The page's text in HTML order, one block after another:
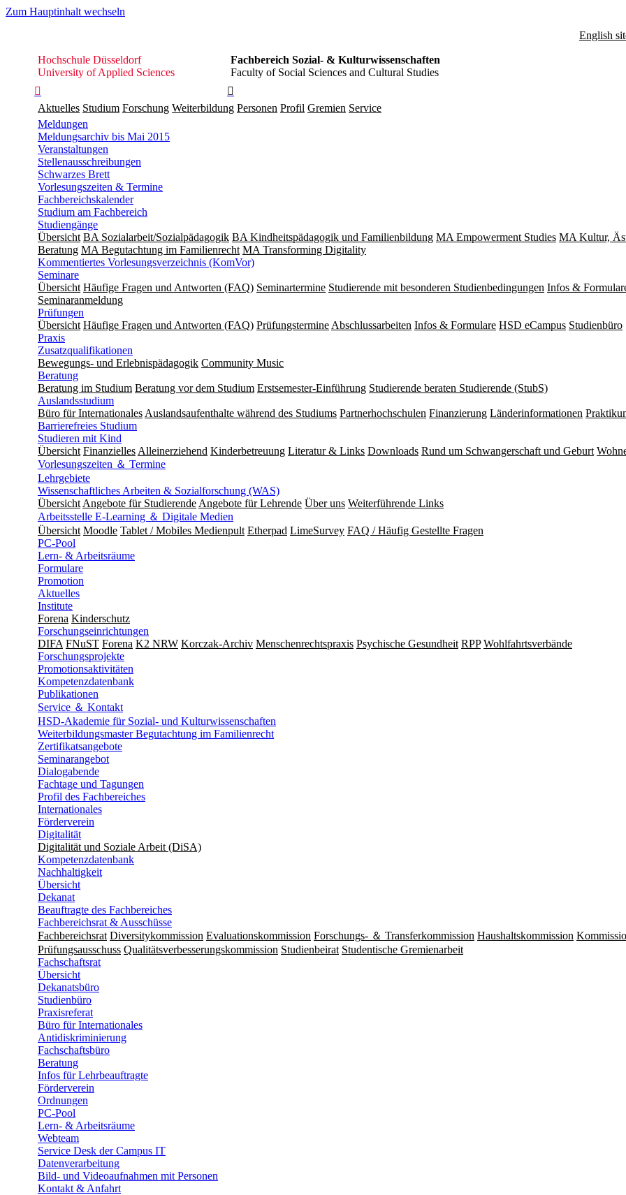
Zum Hauptinhalt wechseln
Hochschule
Düsseldorf
Hochschule Düsseldorf
University of Applied Sciences
Fachbereich Sozial- & Kulturwissenschaften
Faculty of Social Sciences and Cultural Studies


English
Aktuelles Studium Forschung Weiterbildung Personen Profil Gremien Service
Meldungen
Meldungsarchiv bis Mai 2015
Veranstaltungen
Stellenausschreibungen
Schwarzes Brett
Vorlesungszeiten & Termine
Fachbereichskalender
Studium am Fachbereich
Studiengänge
Übersicht BA Sozialarbeit/Sozialpädagogik BA Kindheitspädagogik und Familienbildung MA Empowerment Studies MA Kultur,
Beratung MA Begut­ach­tung im Fami­lien­recht MA Transforming Digitality
Kommentiertes Vorlesungsverzeichnis (KomVor)
Seminare
Übersicht Häufige Fragen und Antworten (FAQ) Seminartermine Studierende mit besonderen Studienbedingungen Infos &
Seminaranmeldung
Prüfungen
Übersicht Häufige Fragen und Antworten (FAQ) Prüfungstermine Abschlussarbeiten Infos & Formulare HSD eCampus Studienbüro
Praxis
Zusatzqualifikationen
Bewegungs- und Erlebnispädagogik Community Music
Beratung
Beratung im Studium Beratung vor dem Studium Erstsemester-Einführung Studierende beraten Studierende (StubS)
Auslandsstudium
Büro für Internationales Auslandsaufenthalte während des Studiums Partnerhochschulen Finanzierung Länderinformationen
Barrierefreies Studium
Studieren mit Kind
Übersicht Finanzielles Alleinerziehend Kinderbetreuung Literatur & Links Downloads Rund um Schwangerschaft und Geburt
Vorlesungszeiten ＆ Termine
Lehrgebiete
Wissenschaftliches Arbeiten & Sozialforschung (WAS)
Übersicht Angebote für Studierende Angebote für Lehrende Über uns Weiterführende Links
Arbeitsstelle E-Learning ＆ Digitale Medien
Übersicht Moodle Tablet / Mobiles Medienpult Etherpad LimeSurvey FAQ / Häufig Gestellte Fragen
PC-Pool
Lern- & Arbeitsräume
Formulare
Promotion
Aktuelles
Institute
Forena Kinderschutz
Forschungseinrichtungen
DIFA FNuST Forena K2 NRW Korczak-Archiv Men­schen­rechts­praxis Psy­chische Gesund­heit RPP Wohlfahrts­verbände
Forschungsprojekte
Promotionsaktivitäten
Kompetenzdatenbank
Publikationen
Service ＆ Kontakt
HSD-Akademie für Sozial- und Kulturwissenschaften
Weiterbildungsmaster Begutachtung im Familienrecht
Zertifikatsangebote
Seminarangebot
Dialogabende
Fachtage und Tagungen
Profil des Fachbereiches
Internationales
Förderverein
Digitalität
Digitalität und Soziale Arbeit (DiSA)
Kompetenzdatenbank
Nachhaltigkeit
Übersicht
Dekanat
Beauftragte des Fachbereiches
Fachbereichsrat & Ausschüsse
Fachbereichsrat Diversitykommission Evaluationskommission Forschungs- ＆ Transferkommission Haushaltskommission
Prüfungsausschuss Qualitätsverbesserungskommission Studienbeirat Studentische Gremienarbeit
Fachschaftsrat
Übersicht
Dekanatsbüro
Studienbüro
Praxisreferat
Büro für Internationales
Antidiskriminierung
Fachschaftsbüro
Beratung
Infos für Lehrbeauftragte
Förderverein
Ordnungen
PC-Pool
Lern- & Arbeitsräume
Webteam
Service Desk der Campus IT
Datenverarbeitung
Bild- und Videoaufnahmen mit Personen
Kontakt & Anfahrt